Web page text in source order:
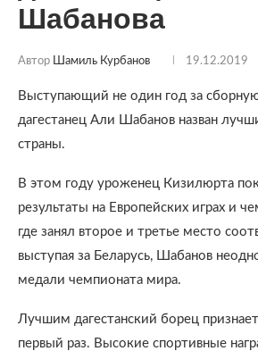
Шабанова
Автор Шамиль Курбанов 19.12.2019
Выступающий не один год за
дагестанец Али Шабанов назван
страны.
В этом году уроженец Кизилюрта
результаты на Европейских играх и
где занял второе и третье место
выступая за Беларусь, Шабанов
медали чемпионата мира.
Лучшим дагестанский борец
первый раз. Высокие спортивные